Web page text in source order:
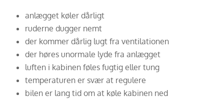
anlægget køler dårligt
ruderne dugger nemt
der kommer dårlig lugt fra ventilationen
der høres unormale lyde fra anlægget
luften i kabinen føles fugtig eller tung
temperaturen er svær at regulere
bilen er lang tid om at køle kabinen ned